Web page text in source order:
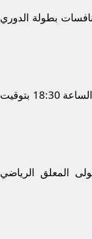
بطولة الدوري
18:30 بتوقيت
المعلق الرياضي